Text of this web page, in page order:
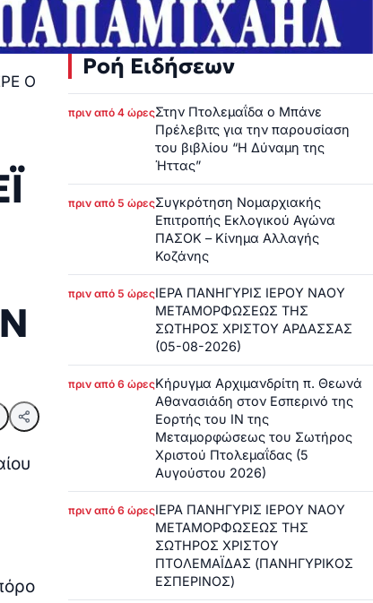
Ο
Ροή Ειδήσεων
πριν από 4 ώρεςΣτην Πτολεμαΐδα ο Μπάνε
Πρέλεβιτς για την παρουσίαση
του βιβλίου “Η Δύναμη της
Ήττας”
πριν από 5 ώρεςΣυγκρότηση Νομαρχιακής
Επιτροπής Εκλογικού Αγώνα
ΠΑΣΟΚ – Κίνημα Αλλαγής
Κοζάνης
πριν από 5 ώρεςΙΕΡΑ ΠΑΝΗΓΥΡΙΣ ΙΕΡΟΥ ΝΑΟΥ
ΜΕΤΑΜΟΡΦΩΣΕΩΣ ΤΗΣ
ΣΩΤΗΡΟΣ ΧΡΙΣΤΟΥ ΑΡΔΑΣΣΑΣ
(05-08-2026)
πριν από 6 ώρεςΚήρυγμα Αρχιμανδρίτη π. Θεωνά
Αθανασιάδη στον Εσπερινό της
Εορτής του ΙΝ της
Μεταμορφώσεως του Σωτήρος
Χριστού Πτολεμαΐδας (5
Αυγούστου 2026)
πριν από 6 ώρεςΙΕΡΑ ΠΑΝΗΓΥΡΙΣ ΙΕΡΟΥ ΝΑΟΥ
ΜΕΤΑΜΟΡΦΩΣΕΩΣ ΤΗΣ
ΣΩΤΗΡΟΣ ΧΡΙΣΤΟΥ
ΠΤΟΛΕΜΑΪΔΑΣ (ΠΑΝΗΓΥΡΙΚΟΣ
ΕΣΠΕΡΙΝΟΣ)